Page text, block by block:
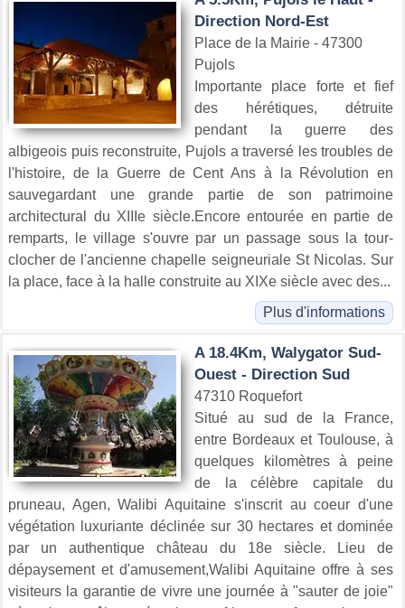
Direction Nord-Est
Place de la Mairie - 47300
Pujols
Importante place forte et fief
des hérétiques, détruite
pendant la guerre des
albigeois puis reconstruite, Pujols a traversé les troubles de
l'histoire, de la Guerre de Cent Ans à la Révolution en
sauvegardant une grande partie de son patrimoine
architectural du XIIIe siècle.Encore entourée en partie de
remparts, le village s'ouvre par un passage sous la tour-
clocher de l'ancienne chapelle seigneuriale St Nicolas. Sur
la place, face à la halle construite au XIXe siècle avec des...
Plus d'informations
A 18.4Km, Walygator Sud-
Ouest - Direction Sud
47310 Roquefort
Situé au sud de la France,
entre Bordeaux et Toulouse, à
quelques kilomètres à peine
de la célèbre capitale du
pruneau, Agen, Walibi Aquitaine s'inscrit au coeur d'une
végétation luxuriante déclinée sur 30 hectares et dominée
par un authentique château du 18e siècle. Lieu de
dépaysement et d'amusement,Walibi Aquitaine offre à ses
visiteurs la garantie de vivre une journée à "sauter de joie"